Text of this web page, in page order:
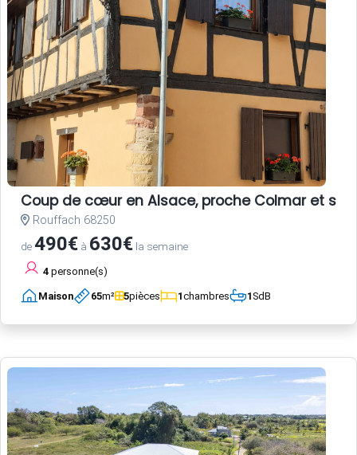
Coup de cœur en Alsace, proche Colmar et
Rouffach 68250
de490€ à 630€ la semaine
4 personne(s)
Maison 65m² 5pièces 1chambres 1SdB